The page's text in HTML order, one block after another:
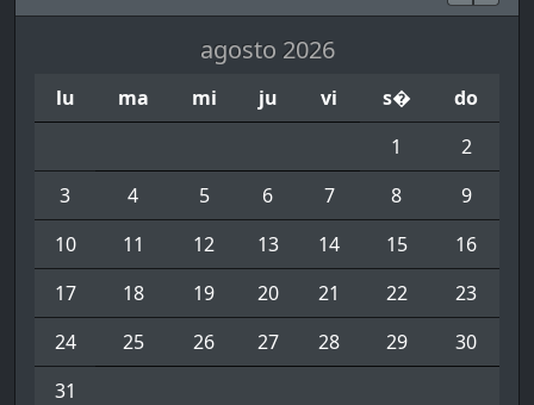
agosto 2026
lu ma mi ju vi s�
do
1
2
3
4 5 6 7 8
9
10
11 12 13 14 15
16
17
18 19 20 21 22
23
24
25 26 27 28 29
30
31